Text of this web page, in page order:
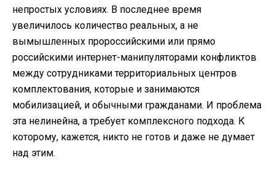
непростых условиях. В последнее время
увеличилось количество реальных, а не
вымышленных пророссийскими или прямо
российскими интернет-манипуляторами конфликтов
между сотрудниками территориальных центров
комплектования, которые и занимаются
мобилизацией, и обычными гражданами. И проблема
эта нелинейна, а требует комплексного подхода. К
которому, кажется, никто не готов и даже не думает
над этим.